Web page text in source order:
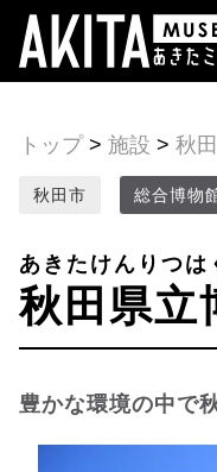
トップ> 施設 > 秋
秋田市 総合博物
あきたけんりつは
秋田県立
豊かな環境の中で